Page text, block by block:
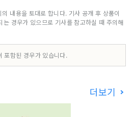
하며, 엑스포 현장과 교토, 오사카, 간
전국 각지에서 펼쳐지는 네트워크를
들어가는 데 기여할 것입니다. 이번
전 세계 국가들과 다양한 문화예술,
분야에서 공동 창조의 범위를 넓혀
업 및 도시창조기구(주) / 사무국: 건강
연구소(주)
내용을 토대로 합니다. 기사 공개 후 상품이
는 경우가 있으므로 기사를 참고하실 때 주의해
포함된 경우가 있습니다.
더보기